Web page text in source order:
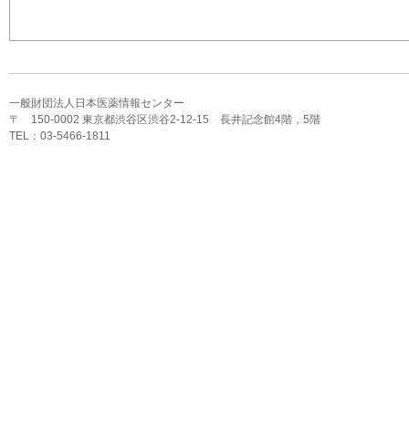
一般財団法人日本医薬情報センター
〒 150-0002 東京都渋谷区渋谷2-12-15 長井記念館4階，5階
TEL：03-5466-1811